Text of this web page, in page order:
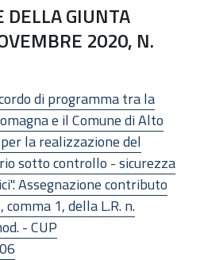
DELLA GIUNTA
2020, N.
di programma tra la
e il Comune di Alto
la realizzazione del
sotto controllo - sicurezza
Assegnazione contributo
1, della L.R. n.
- CUP